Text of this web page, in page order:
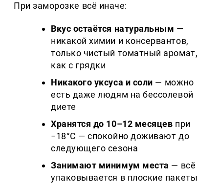
При заморозке всё иначе:
Вкус остаётся натуральным —
никакой химии и консервантов,
только чистый томатный аромат,
как с грядки
Никакого уксуса и соли — можно
есть даже людям на бессолевой
диете
Хранятся до 10–12 месяцев при
−18°C — спокойно доживают до
следующего сезона
Занимают минимум места — всё
упаковывается в плоские пакеты